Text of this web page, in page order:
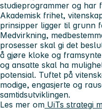
studieprogrammer og har
Akademisk frihet,
prinsipper ligger til grunn
Medvirkning,
prosesser skal gi det
å gjøre kloke og
og ansatte skal ha
potensial. Tuftet på
modige, engasjerte og
samtidsutviklingen.
Les mer om UiTs strategi